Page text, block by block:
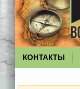
КОНТАКТЫ